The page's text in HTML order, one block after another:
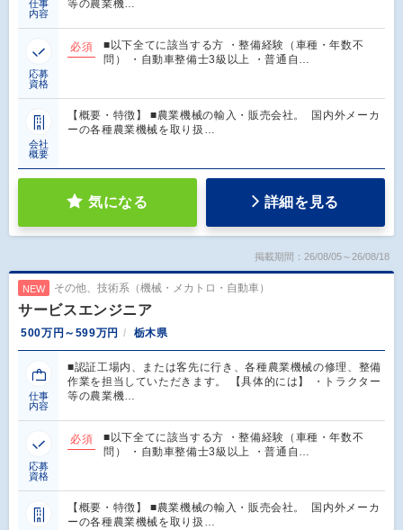
仕事
内容
等の農業機…
応募
資格
必須
■以下全てに該当する方 ・整備経験（車種・年数不
問） ・自動車整備士3級以上 ・普通自…
会社
概要
【概要・特徴】 ■農業機械の輸入・販売会社。 国内外メーカ
ーの各種農業機械を取り扱…
気になる 詳細を見る
掲載期間：26/08/05～26/08/18
NEW その他、技術系（機械・メカトロ・自動車）
サービスエンジニア
500万円～599万円 栃木県
仕事
内容
■認証工場内、または客先に行き、各種農業機械の修理、整備
作業を担当していただきます。 【具体的には】 ・トラクター
等の農業機…
応募
資格
必須
■以下全てに該当する方 ・整備経験（車種・年数不
問） ・自動車整備士3級以上 ・普通自…
【概要・特徴】 ■農業機械の輸入・販売会社。 国内外メーカ
ーの各種農業機械を取り扱…